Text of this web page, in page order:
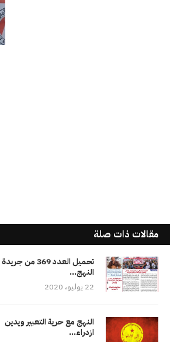
مقالات ذات صلة
تحميل العدد 369 من جريدة
النهج...
22 يوليو، 2020
النهج مع حرية التعبير ويدين
ازدراء...